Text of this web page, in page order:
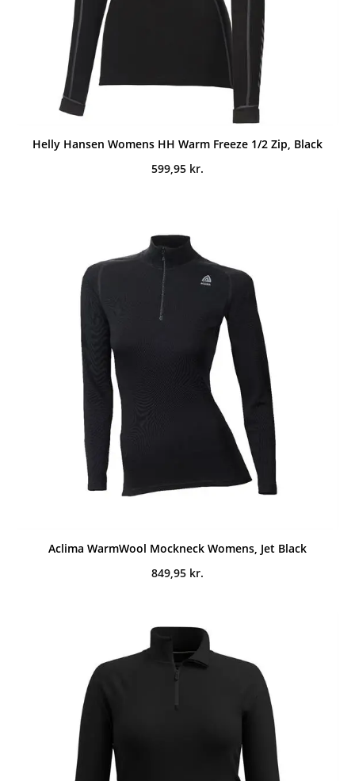
Helly Hansen Womens HH Warm Freeze 1/2 Zip, Black
599,95 kr.
Aclima WarmWool Mockneck Womens, Jet Black
849,95 kr.